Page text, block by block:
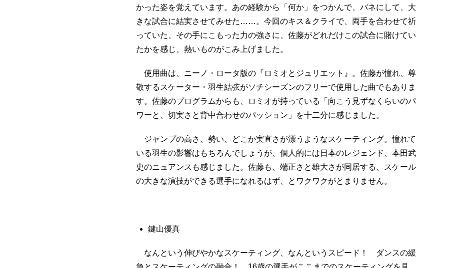
かった姿を覚えています。あの経験から「何か」をつかんで、バネにして、大
きな試合に結実させてみせた……。今回のキス＆クライで、両手を合わせて祈
っていた、その手にこもった力の強さに、佐藤がどれだけこの試合に賭けてい
たかを感じ、熱いものがこみ上げました。
使用曲は、ニーノ・ロータ版の『ロミオとジュリエット』。佐藤が憧れ、尊
敬するスケーター・羽生結弦がソチシーズンのフリーで使用した曲でもありま
す。佐藤のプログラムからも、ロミオが持っている「向こう見ずなくらいのパ
ワーと、切実さと背中合わせのパッション」を十二分に感じました。
ジャンプの高さ、勢い、どこか実直さが漂うようなスケーティング。憧れて
いる羽生の影響はもちろんでしょうが、個人的には日本のレジェンド、本田武
史のニュアンスも感じました。佐藤も、端正さと雄大さが同居する、スケール
の大きな演技ができる選手になれるはず、とワクワクがとまりません。
鍵山優真
なんという伸びやかなスケーティング、なんというスピード！ ダンスの緩